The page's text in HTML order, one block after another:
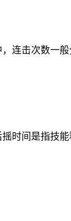
连击次数一
时间是指技